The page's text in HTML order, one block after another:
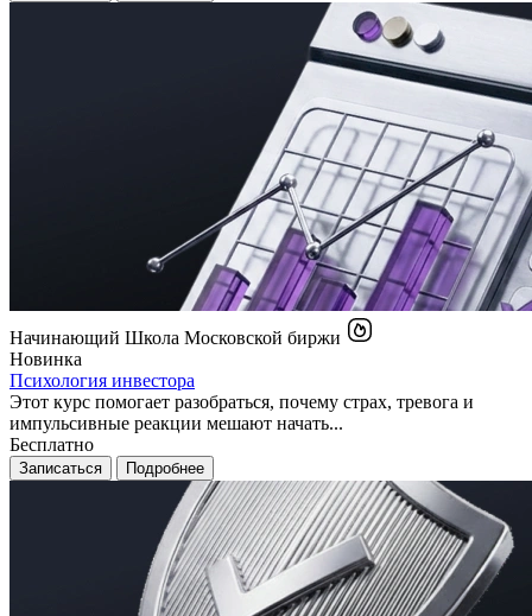
Начинающий Школа Московской биржи
Новинка
Психология инвестора
Этот курс помогает разобраться, почему страх, тревога и
импульсивные реакции мешают начать...
Бесплатно
Записаться Подробнее